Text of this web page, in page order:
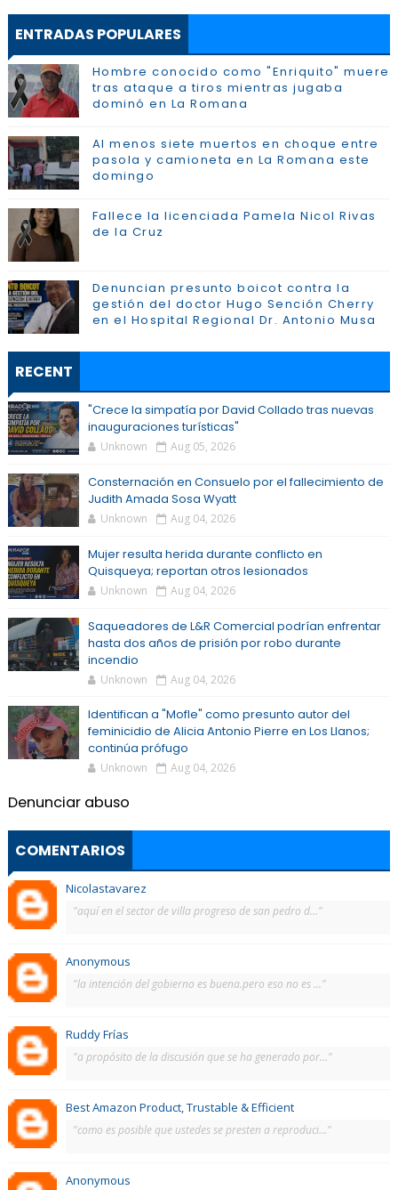
ENTRADAS POPULARES
Hombre conocido como "Enriquito" muere
tras ataque a tiros mientras jugaba
dominó en La Romana
Al menos siete muertos en choque entre
pasola y camioneta en La Romana este
domingo
Fallece la licenciada Pamela Nicol Rivas
de la Cruz
Denuncian presunto boicot contra la
gestión del doctor Hugo Sención Cherry
en el Hospital Regional Dr. Antonio Musa
RECENT
"Crece la simpatía por David Collado tras nuevas
inauguraciones turísticas"
Unknown Aug 05, 2026
Consternación en Consuelo por el fallecimiento de
Judith Amada Sosa Wyatt
Unknown Aug 04, 2026
Mujer resulta herida durante conflicto en
Quisqueya; reportan otros lesionados
Unknown Aug 04, 2026
Saqueadores de L&R Comercial podrían enfrentar
hasta dos años de prisión por robo durante
incendio
Unknown Aug 04, 2026
Identifican a "Mofle" como presunto autor del
feminicidio de Alicia Antonio Pierre en Los Llanos;
continúa prófugo
Unknown Aug 04, 2026
Denunciar abuso
COMENTARIOS
Nicolastavarez
"aquí en el sector de villa progreso de san pedro d..."
Anonymous
"la intención del gobierno es buena.pero eso no es ..."
Ruddy Frías
"a propósito de la discusión que se ha generado por..."
Best Amazon Product, Trustable & Efficient
"como es posible que ustedes se presten a reproduci..."
Anonymous